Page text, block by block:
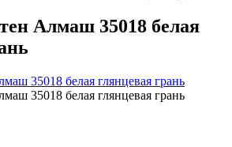
Алмаш 35018 белая